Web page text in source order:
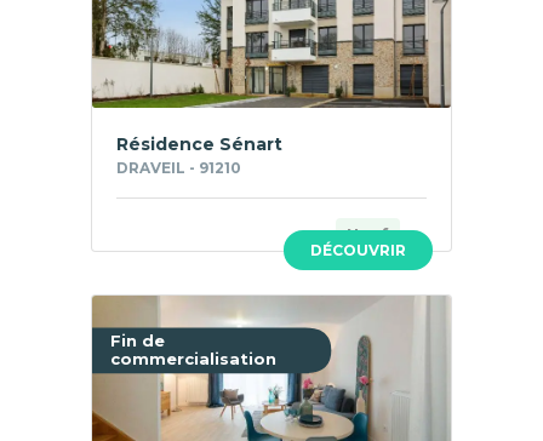
DÉCOUVRIR
Résidence Sénart
DRAVEIL - 91210
Neuf
Fin de
commercialisation